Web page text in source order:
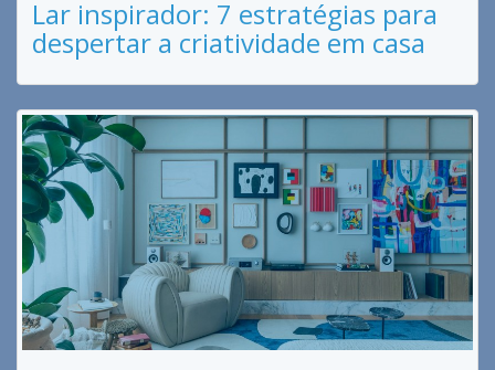
Lar inspirador: 7 estratégias para
despertar a criatividade em casa